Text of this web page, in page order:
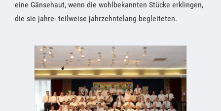
eine Gänsehaut, wenn die wohlbekannten Stücke erklingen,
die sie jahre- teilweise jahrzehntelang begleiteten.